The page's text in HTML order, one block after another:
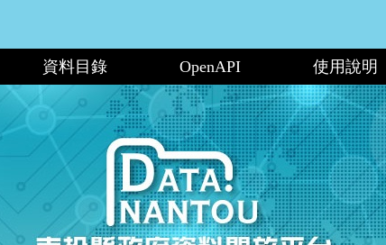
資料目錄 OpenAPI 使用說明